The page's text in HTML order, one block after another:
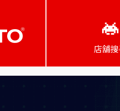
店舖